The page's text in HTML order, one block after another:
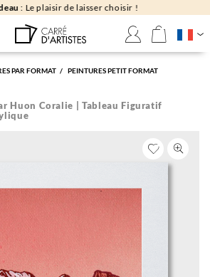
: Le plaisir de laisser choisir !
PAR FORMAT
PEINTURES PETIT FORMAT
Huon Coralie | Tableau Figuratif